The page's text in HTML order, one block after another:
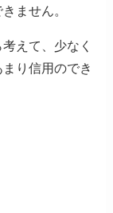
ません。
えて、少なく
り信用のでき